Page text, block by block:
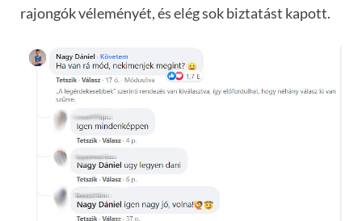
rajongók véleményét, és elég sok biztatást kapott.